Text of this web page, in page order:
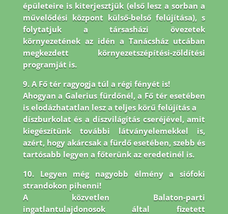
épületeire is kiterjesztjük (első lesz a sorban a
művelődési központ külső-belső felújítása), s
folytatjuk a társasháziövezetek
környezetének az idén a Tanácsház utcában
megkezdett környezetszépítési-zöldítési
programját is.
9. A Fő tér ragyogja túl a régi fényét is!
Ahogyan a Galerius fürdőnél, a Fő tér esetében
is elodázhatatlan lesz a teljes körű felújítás a
díszburkolat és a díszvilágítás cseréjével, amit
kiegészítünk további látványelemekkel is,
azért, hogy akárcsak a fürdő esetében, szebb és
tartósabb legyen a főterünk az eredetinél is.
10. Legyen még nagyobb élmény a siófoki
strandokon pihenni!
A közvetlen Balaton-parti
ingatlantulajdonosok által fizetett